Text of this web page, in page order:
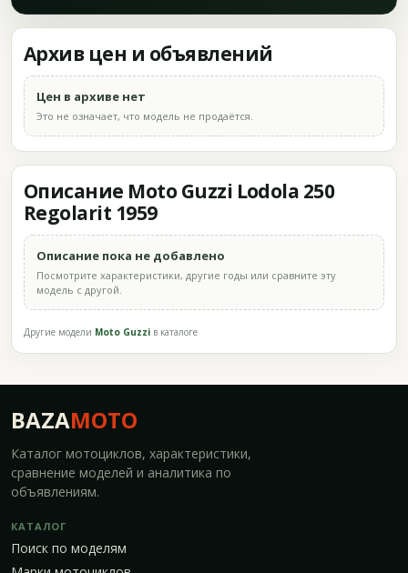
Архив цен и объявлений
Цен в архиве нет
Это не означает, что модель не продаётся.
Описание Moto Guzzi Lodola 250
Regolarit 1959
Описание пока не добавлено
Посмотрите характеристики, другие годы или сравните эту
модель с другой.
Другие модели Moto Guzzi в каталоге
BAZAMOTO
Каталог мотоциклов, характеристики,
сравнение моделей и аналитика по
объявлениям.
КАТАЛОГ
Поиск по моделям